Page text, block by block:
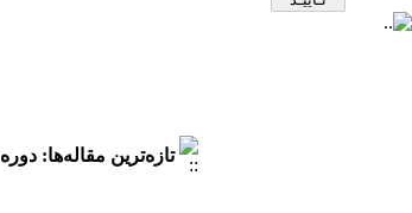
تازه‌ترین مقاله‌ها: دوره 6، شماره 12 - ( 1405/2 )